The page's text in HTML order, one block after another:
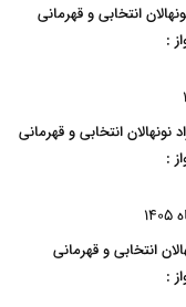
انتخابی و قهرمانی
:
انتخابی و قهرمانی
:
انتخابی و قهرمانی
: